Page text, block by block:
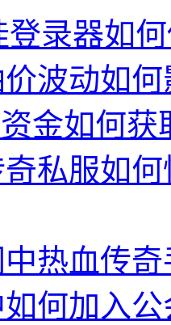
登录器如
波动如
金如何获
私服如
热血传
何加入公